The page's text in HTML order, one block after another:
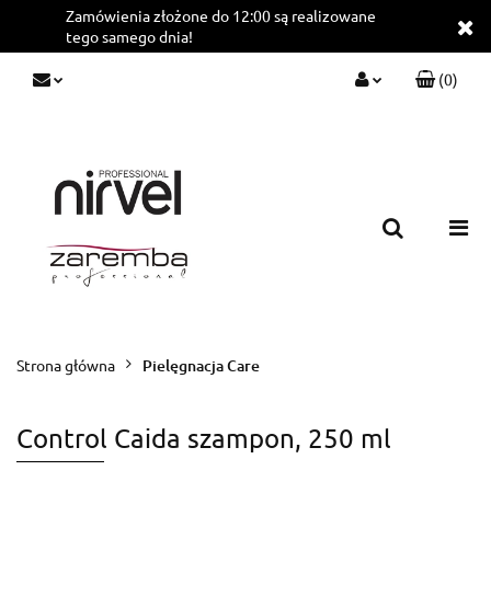
Zamówienia złożone do 12:00 są realizowane
tego samego dnia!
(0)
Strona główna Pielęgnacja Care
Control Caida szampon, 250 ml